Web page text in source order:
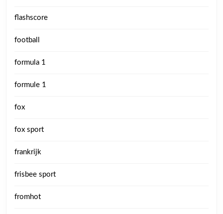
flashscore
football
formula 1
formule 1
fox
fox sport
frankrijk
frisbee sport
fromhot